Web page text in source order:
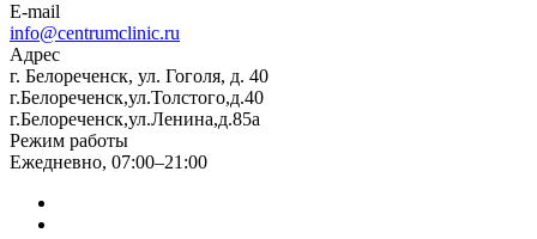
E-mail
info@centrumclinic.ru
Адрес
г. Белореченск, ул. Гоголя, д. 40
г.Белореченск,ул.Толстого,д.40
г.Белореченск,ул.Ленина,д.85а
Режим работы
Ежедневно, 07:00–21:00